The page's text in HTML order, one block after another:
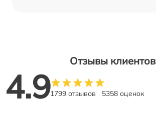
Отзывы клиентов
4.91799 отзывов 5358 оценок